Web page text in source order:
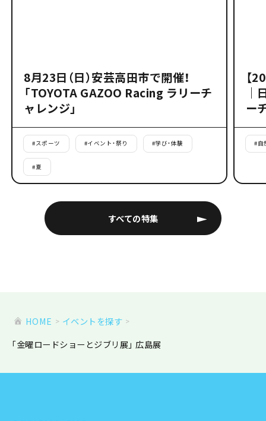
すべての特集
8月23日（日）安芸高田市で開催！
「TOYOTA GAZOO Racing ラリーチ
ャレンジ」
#スポーツ #イベント・祭り #学び・体験
#夏
【
｜
ー
#自
HOME
イベントを探す
「金曜ロードショーとジブリ展」 広島展